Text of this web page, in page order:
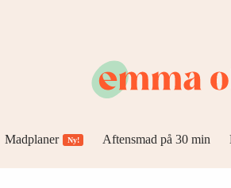
Madplaner Ny! Aftensmad på 30 min